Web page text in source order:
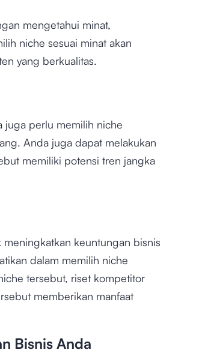
mengetahui minat,
niche sesuai minat akan
yang berkualitas.
juga perlu memilih niche
Anda juga dapat melakukan
memiliki potensi tren jangka
keuntungan bisnis
dalam memilih niche
tersebut, riset kompetitor
memberikan manfaat
Bisnis Anda